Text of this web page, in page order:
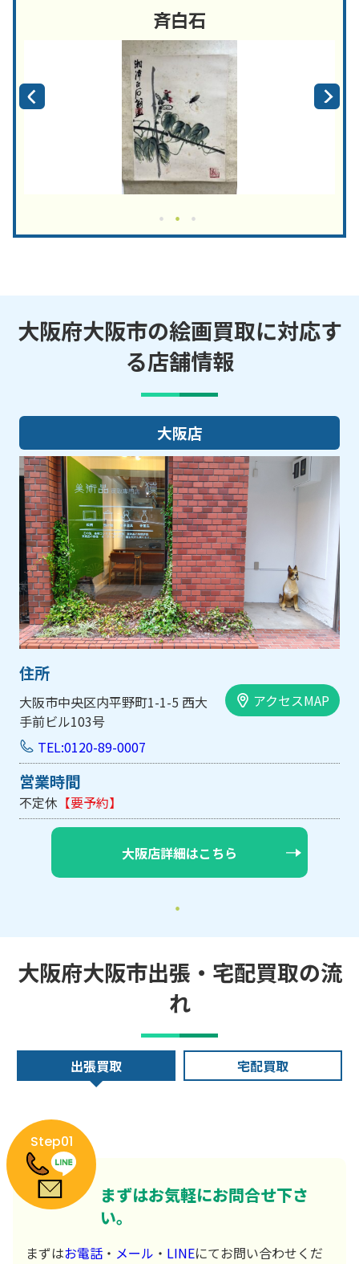
斉白石
大阪府大阪市の絵画買取に対応す
る店舗情報
大阪店
住所
大阪市中央区内平野町1-1-5 西大
手前ビル103号
アクセスMAP
TEL:0120-89-0007
営業時間
不定休 【要予約】
大阪店詳細はこちら
大阪府大阪市出張・宅配買取の流
れ
出張買取 宅配買取
Step01
まずはお気軽にお問合せ下さ
い。
まずはお電話 ・ メール ・ LINEにてお問い合わせくだ